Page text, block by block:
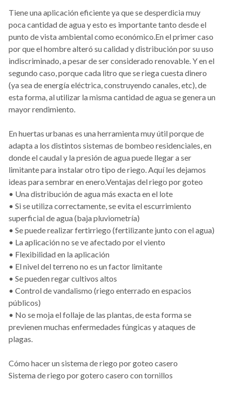
Tiene una aplicación eficiente ya que se desperdicia muy
poca cantidad de agua y esto es importante tanto desde el
punto de vista ambiental como económico.En el primer caso
por que el hombre alteró su calidad y distribución por su uso
indiscriminado, a pesar de ser considerado renovable. Y en el
segundo caso, porque cada litro que se riega cuesta dinero
(ya sea de energía eléctrica, construyendo canales, etc), de
esta forma, al utilizar la misma cantidad de agua se genera un
mayor rendimiento.
En huertas urbanas es una herramienta muy útil porque de
adapta a los distintos sistemas de bombeo residenciales, en
donde el caudal y la presión de agua puede llegar a ser
limitante para instalar otro tipo de riego. Aquí les dejamos
ideas para sembrar en enero.Ventajas del riego por goteo
• Una distribución de agua más exacta en el lote
• Si se utiliza correctamente, se evita el escurrimiento
superficial de agua (baja pluviometría)
• Se puede realizar fertirriego (fertilizante junto con el agua)
• La aplicación no se ve afectado por el viento
• Flexibilidad en la aplicación
• El nivel del terreno no es un factor limitante
• Se pueden regar cultivos altos
• Control de vandalismo (riego enterrado en espacios
públicos)
• No se moja el follaje de las plantas, de esta forma se
previenen muchas enfermedades fúngicas y ataques de
plagas.
Cómo hacer un sistema de riego por goteo casero
Sistema de riego por gotero casero con tornillos